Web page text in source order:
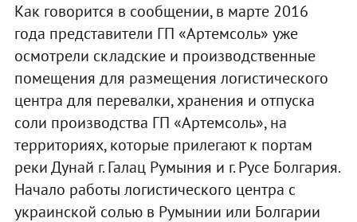
Как говорится в сообщении, в марте 2016
года представители ГП «Артемсоль» уже
осмотрели складские и производственные
помещения для размещения логистического
центра для перевалки, хранения и отпуска
соли производства ГП «Артемсоль», на
территориях, которые прилегают к портам
реки Дунай г. Галац Румыния и г. Русе Болгария.
Начало работы логистического центра с
украинской солью в Румынии или Болгарии